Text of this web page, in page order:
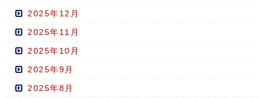
2025年12月
2025年11月
2025年10月
2025年9月
2025年8月